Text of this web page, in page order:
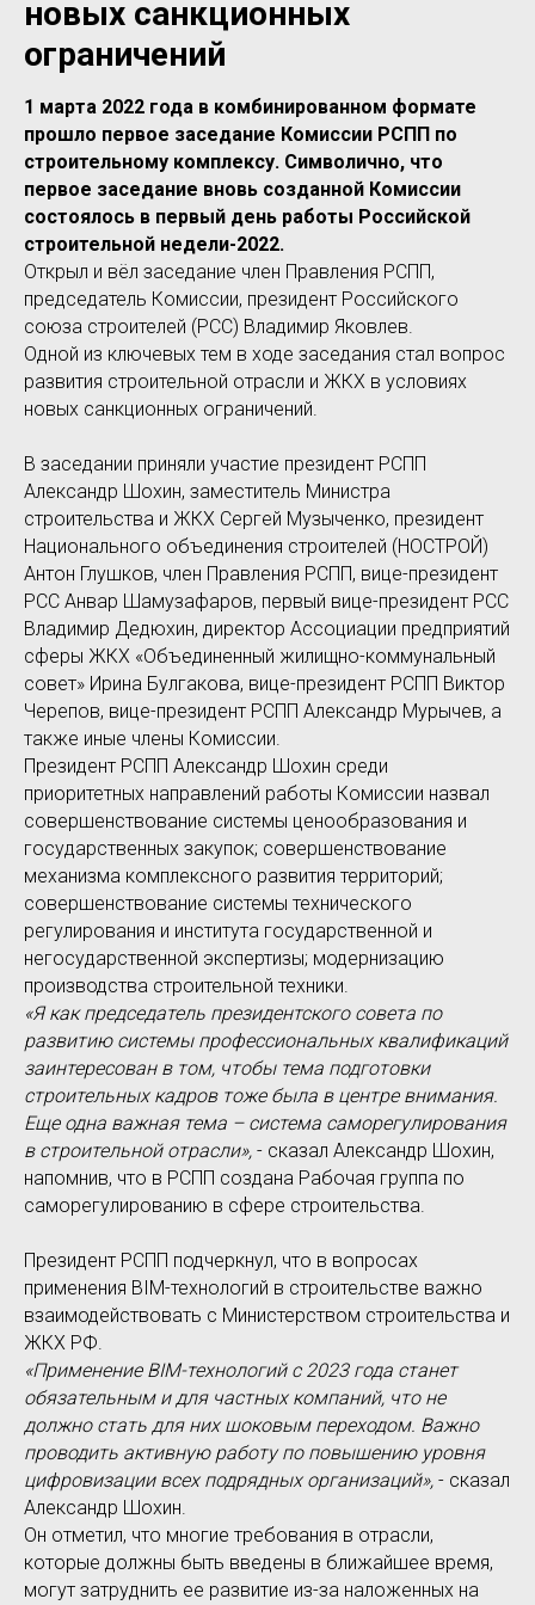
новых санкционных
ограничений
1 марта 2022 года в комбинированном формате
прошло первое заседание Комиссии РСПП по
строительному комплексу. Символично, что
первое заседание вновь созданной Комиссии
состоялось в первый день работы Российской
строительной недели-2022.
Открыл и вёл заседание член Правления РСПП,
председатель Комиссии, президент Российского
союза строителей (РСС) Владимир Яковлев.
Одной из ключевых тем в ходе заседания стал вопрос
развития строительной отрасли и ЖКХ в условиях
новых санкционных ограничений.
В заседании приняли участие президент РСПП
Александр Шохин, заместитель Министра
строительства и ЖКХ Сергей Музыченко, президент
Национального объединения строителей (НОСТРОЙ)
Антон Глушков, член Правления РСПП, вице-президент
РСС Анвар Шамузафаров, первый вице-президент РСС
Владимир Дедюхин, директор Ассоциации предприятий
сферы ЖКХ «Объединенный жилищно-коммунальный
совет» Ирина Булгакова, вице-президент РСПП Виктор
Черепов, вице-президент РСПП Александр Мурычев, а
также иные члены Комиссии.
Президент РСПП Александр Шохин среди
приоритетных направлений работы Комиссии назвал
совершенствование системы ценообразования и
государственных закупок; совершенствование
механизма комплексного развития территорий;
совершенствование системы технического
регулирования и института государственной и
негосударственной экспертизы; модернизацию
производства строительной техники.
«Я как председатель президентского совета по
развитию системы профессиональных квалификаций
заинтересован в том, чтобы тема подготовки
строительных кадров тоже была в центре внимания.
Еще одна важная тема – система саморегулирования
в строительной отрасли», - сказал Александр Шохин,
напомнив, что в РСПП создана Рабочая группа по
саморегулированию в сфере строительства.
Президент РСПП подчеркнул, что в вопросах
применения BIM-технологий в строительстве важно
взаимодействовать с Министерством строительства и
ЖКХ РФ.
«Применение BIM-технологий с 2023 года станет
обязательным и для частных компаний, что не
должно стать для них шоковым переходом. Важно
проводить активную работу по повышению уровня
цифровизации всех подрядных организаций», - сказал
Александр Шохин.
Он отметил, что многие требования в отрасли,
которые должны быть введены в ближайшее время,
могут затруднить ее развитие из-за наложенных на